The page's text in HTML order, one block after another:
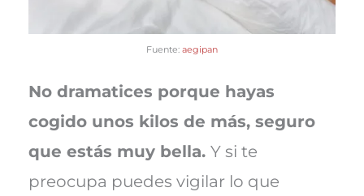
Fuente: aegipan
No dramatices porque hayas
cogido unos kilos de más, seguro
que estás muy bella. Y si te
preocupa puedes vigilar lo que